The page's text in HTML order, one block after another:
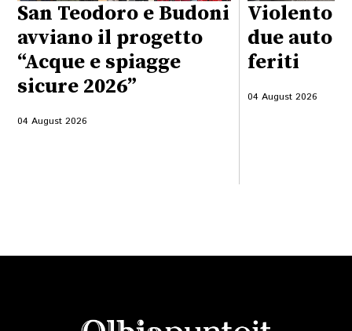
San Teodoro e Budoni
avviano il progetto
“Acque e spiagge
sicure 2026”
04 August 2026
Violento
due auto
feriti
04 August 2026